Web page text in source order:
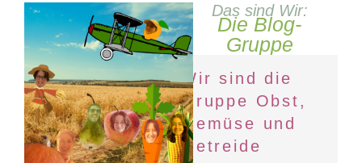
Das sind Wir:
Die Blog-
Gruppe
Wir sind die
Gruppe Obst,
Gemüse und
Getreide